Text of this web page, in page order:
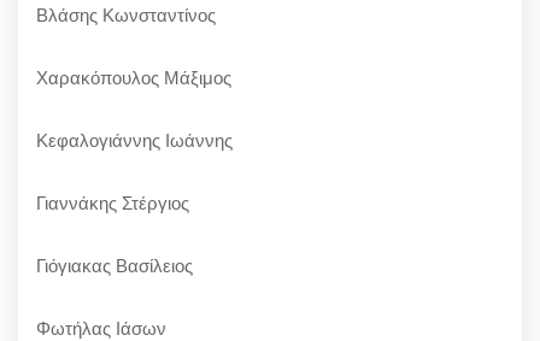
Βλάσης Κωνσταντίνος
Χαρακόπουλος Μάξιμος
Κεφαλογιάννης Ιωάννης
Γιαννάκης Στέργιος
Γιόγιακας Βασίλειος
Φωτήλας Ιάσων